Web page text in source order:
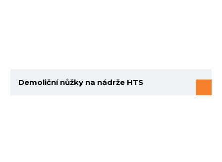
Demoliční nůžky na nádrže HTS